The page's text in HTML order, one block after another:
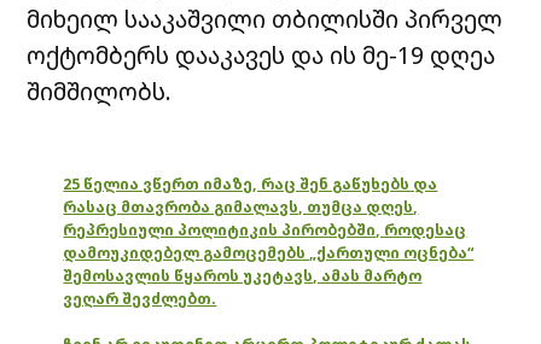
მიხეილ სააკაშვილი თბილისში პირველ
ოქტომბერს დააკავეს და ის მე-19 დღეა
შიმშილობს.
25 წელია ვწერთ იმაზე, რაც შენ გაწუხებს და
რასაც მთავრობა გიმალავს, თუმცა დღეს,
რეპრესიული პოლიტიკის პირობებში, როდესაც
დამოუკიდებელ გამოცემებს „ქართული ოცნება“
შემოსავლის წყაროს უკეტავს, ამას მარტო
ვეღარ შევძლებთ.